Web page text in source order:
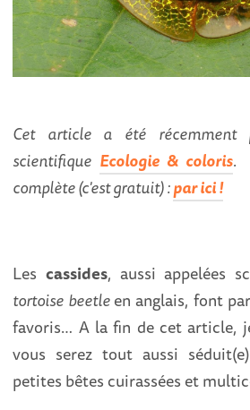
Cet article a été
scientifique Ecologie & coloris.
complète (c'est gratuit) :par ici !
Lescassides, aussi appelées
tortoise beetleen anglais, font
favoris… A la fin de cet article,
vous serez tout aussi
petites bêtes cuirassées et